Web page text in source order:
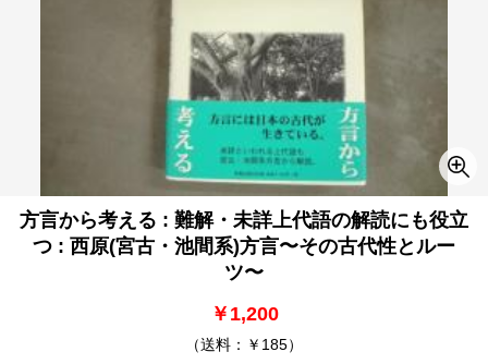
方言から考える : 難解・未詳上代語の解読にも役立
つ : 西原(宮古・池間系)方言〜その古代性とルー
ツ〜
￥1,200
（送料：￥185）